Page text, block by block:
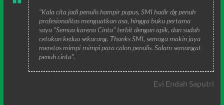
"Kala cita jadi penulis hampir pupus, SMI hadir dg penuh
profesionalitas menguatkan asa, hingga buku pertama
saya "Semua karena Cinta" terbit dengan apik, dan sudah
cetakan kedua sekarang. Thanks SMI, semoga makin jaya
meretas mimpi-mimpi para calon penulis. Salam semangat
penuh cinta".
Evi Endah Saputri